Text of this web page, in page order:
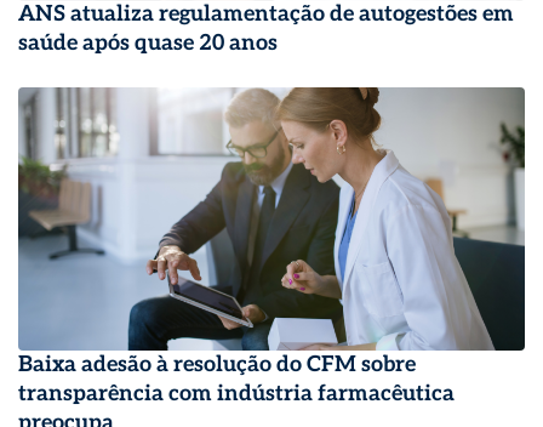
ANS atualiza regulamentação de autogestões em
saúde após quase 20 anos
Baixa adesão à resolução do CFM sobre
transparência com indústria farmacêutica